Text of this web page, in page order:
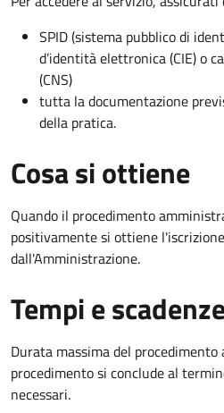
SPID (sistema pubblico di
d’identità elettronica (CIE) o
(CNS)
tutta la documentazione
della pratica.
Cosa si ottiene
Quando il procedimento
positivamente si ottiene
dall'Amministrazione.
Tempi e
Durata massima del
procedimento si conclude al
necessari.